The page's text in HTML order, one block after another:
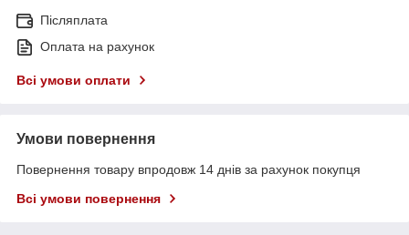
Післяплата
Оплата на рахунок
Всі умови оплати
Умови повернення
Повернення товару впродовж 14 днів за рахунок покупця
Всі умови повернення